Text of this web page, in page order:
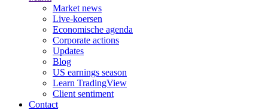
Market news
Live-koersen
Economische agenda
Corporate actions
Updates
Blog
US earnings season
Learn TradingView
Client sentiment
Contact